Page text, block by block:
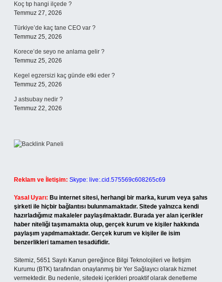
Koç tıp hangi ilçede ?
Temmuz 27, 2026
Türkiye’de kaç tane CEO var ?
Temmuz 25, 2026
Korece’de seyo ne anlama gelir ?
Temmuz 25, 2026
Kegel egzersizi kaç günde etki eder ?
Temmuz 25, 2026
J astsubay nedir ?
Temmuz 22, 2026
Reklam ve İletişim: Skype: live:.cid.575569c608265c69
Yasal Uyarı: Bu internet sitesi, herhangi bir marka, kurum veya şahıs
şirketi ile hiçbir bağlantısı bulunmamaktadır. Sitede yalnızca kendi
hazırladığımız makaleler paylaşılmaktadır. Burada yer alan içerikler
haber niteliği taşımamakta olup, gerçek kurum ve kişiler hakkında
paylaşım yapılmamaktadır. Gerçek kurum ve kişiler ile isim
benzerlikleri tamamen tesadüfidir.
Sitemiz, 5651 Sayılı Kanun gereğince Bilgi Teknolojileri ve İletişim
Kurumu (BTK) tarafından onaylanmış bir Yer Sağlayıcı olarak hizmet
vermektedir. Bu nedenle, sitedeki içerikleri proaktif olarak denetleme